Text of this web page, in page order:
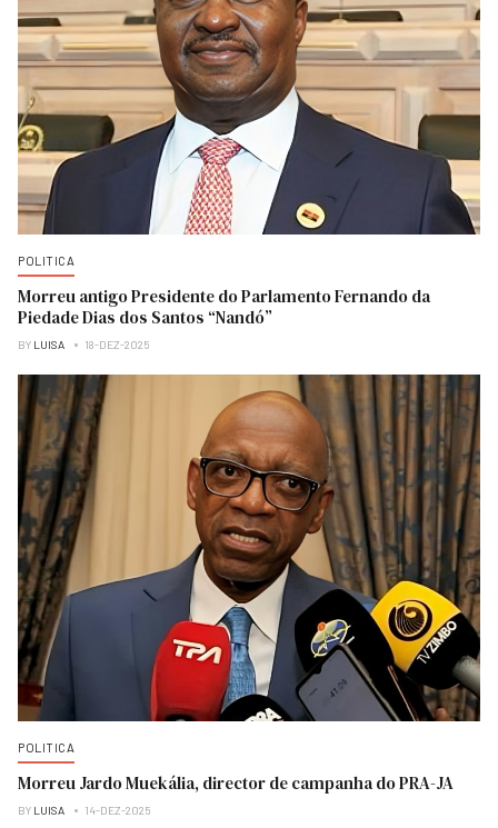
POLITICA
Morreu antigo Presidente do Parlamento Fernando da
Piedade Dias dos Santos “Nandó”
BY LUISA 18-DEZ-2025
POLITICA
Morreu Jardo Muekália, director de campanha do PRA-JA
BY LUISA 14-DEZ-2025